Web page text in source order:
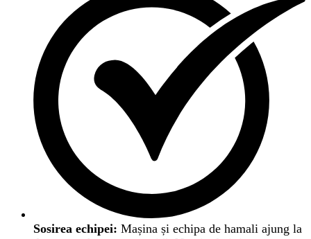
Sosirea echipei: Mașina și echipa de hamali ajung la